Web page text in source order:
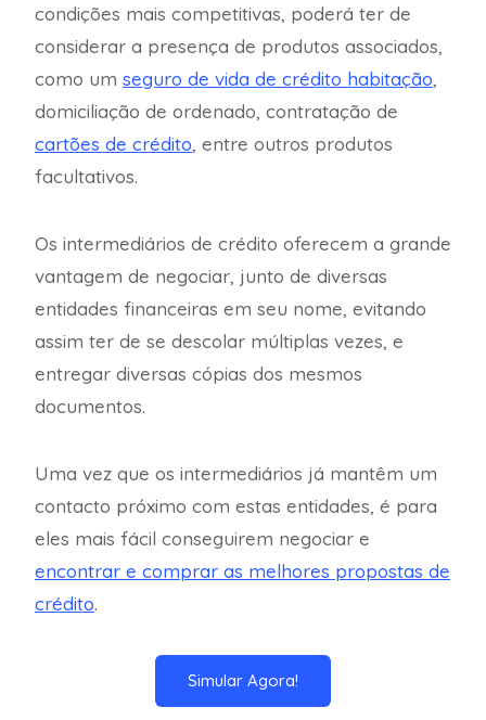
condições mais competitivas, poderá ter de
considerar a presença de produtos associados,
como um seguro de vida de crédito habitação,
domiciliação de ordenado, contratação de
cartões de crédito, entre outros produtos
facultativos.
Os intermediários de crédito oferecem a grande
vantagem de negociar, junto de diversas
entidades financeiras em seu nome, evitando
assim ter de se descolar múltiplas vezes, e
entregar diversas cópias dos mesmos
documentos.
Uma vez que os intermediários já mantêm um
contacto próximo com estas entidades, é para
eles mais fácil conseguirem negociar e
encontrar e comprar as melhores propostas de
crédito.
Simular Agora!